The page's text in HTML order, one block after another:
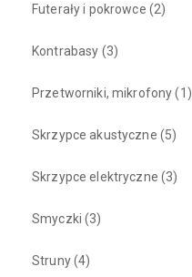
Futerały i pokrowce (2)
Kontrabasy (3)
Przetworniki, mikrofony(1)
Skrzypce akustyczne (5)
Skrzypce elektryczne (3)
Smyczki (3)
Struny(4)